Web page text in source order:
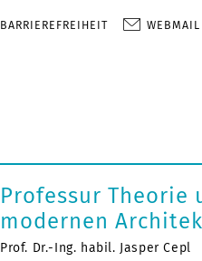
BARRIEREFREIHEIT WEBMAIL
Professur Theorie
modernen
Prof. Dr.-Ing. habil. Jasper Cepl